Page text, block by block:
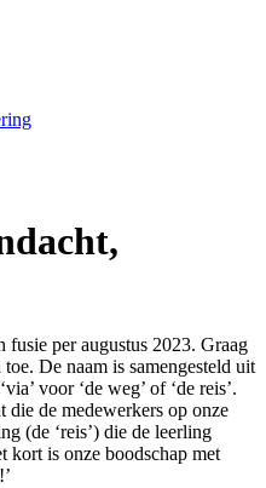
fusie per augustus 2023. Graag
De naam is samengesteld uit
voor ‘de weg’ of ‘de reis’.
die de medewerkers op onze
(de ‘reis’) die de leerling
kort is onze boodschap met